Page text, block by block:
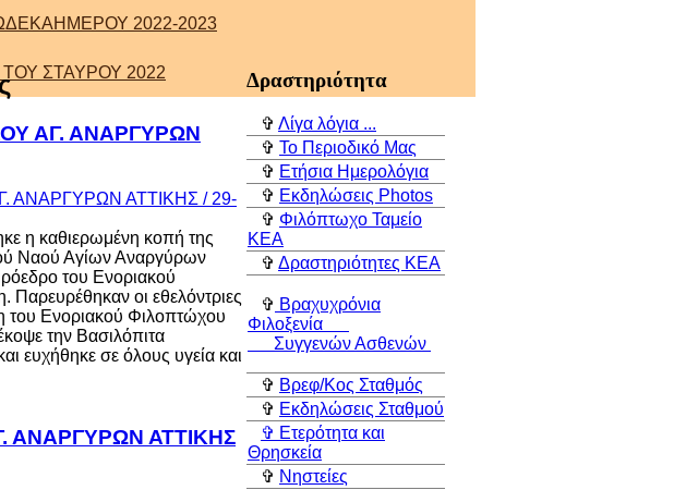
2022-2023
ΣΤΑΥΡΟΥ 2022
ΑΓ. ΑΝΑΡΓΥΡΩΝ
η καθιερωμένη κοπή της
Ναού Αγίων Αναργύρων
του Ενοριακού
οι εθελόντριες
του Ενοριακού Φιλοπτώχου
την Βασιλόπιτα
ευχήθηκε σε όλους υγεία και
ΑΝΑΡΓΥΡΩΝ ΑΤΤΙΚΗΣ
Δραστηριότητα
✞ Λίγα λόγια ...
✞ Το Περιοδικό Μας
✞ Ετήσια Ημερολόγια
✞ Εκδηλώσεις Photos
✞ Φιλόπτωχο Ταμείο
ΚEA
✞ Δραστηριότητες ΚEA
✞ Βραχυχρόνια
Φιλοξενία
Συγγενών Ασθενών
✞ Βρεφ/Κος Σταθμός
✞ Εκδηλώσεις Σταθμού
✞ Ετερότητα και
Θρησκεία
✞ Νηστείες